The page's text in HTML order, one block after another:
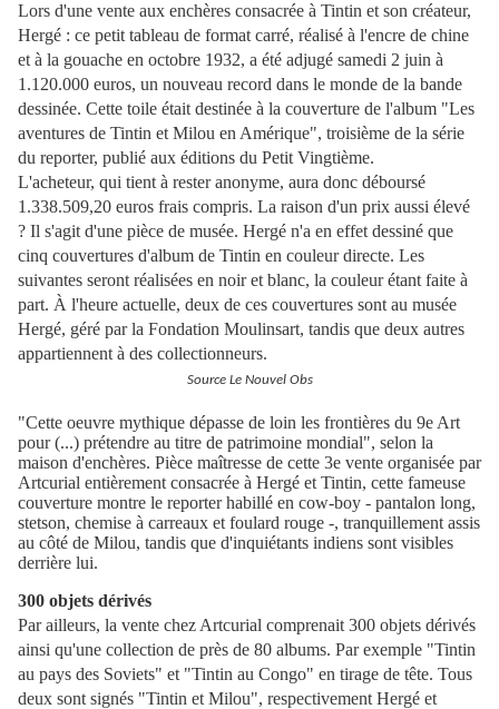
Lors d'une vente aux enchères consacrée à Tintin et son créateur,
Hergé : ce petit tableau de format carré, réalisé à l'encre de chine
et à la gouache en octobre 1932, a été adjugé samedi 2 juin à
1.120.000 euros, un nouveau record dans le monde de la bande
dessinée. Cette toile était destinée à la couverture de l'album "Les
aventures de Tintin et Milou en Amérique", troisième de la série
du reporter, publié aux éditions du Petit Vingtième.
L'acheteur, qui tient à rester anonyme, aura donc déboursé
1.338.509,20 euros frais compris. La raison d'un prix aussi élevé
? Il s'agit d'une pièce de musée. Hergé n'a en effet dessiné que
cinq couvertures d'album de Tintin en couleur directe. Les
suivantes seront réalisées en noir et blanc, la couleur étant faite à
part. À l'heure actuelle, deux de ces couvertures sont au musée
Hergé, géré par la Fondation Moulinsart, tandis que deux autres
appartiennent à des collectionneurs.
Source Le Nouvel Obs
"Cette oeuvre mythique dépasse de loin les frontières du 9e Art
pour (...) prétendre au titre de patrimoine mondial", selon la
maison d'enchères. Pièce maîtresse de cette 3e vente organisée par
Artcurial entièrement consacrée à Hergé et Tintin, cette fameuse
couverture montre le reporter habillé en cow-boy - pantalon long,
stetson, chemise à carreaux et foulard rouge -, tranquillement assis
au côté de Milou, tandis que d'inquiétants indiens sont visibles
derrière lui.
300 objets dérivés
Par ailleurs, la vente chez Artcurial comprenait 300 objets dérivés
ainsi qu'une collection de près de 80 albums. Par exemple "Tintin
au pays des Soviets" et "Tintin au Congo" en tirage de tête. Tous
deux sont signés "Tintin et Milou", respectivement Hergé et